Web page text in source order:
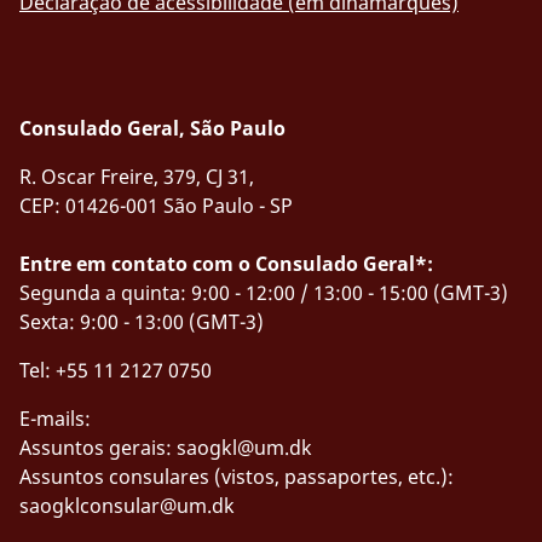
Consulado Geral, São Paulo
R. Oscar Freire, 379, CJ 31,
CEP: 01426-001 São Paulo - SP
Entre em contato com o Consulado Geral*:
Segunda a quinta: 9:00 - 12:00 / 13:00 - 15:00 (GMT-3)
Sexta: 9:00 - 13:00 (GMT-3)
Tel: +55 11 2127 0750
E-mails:
Assuntos gerais: saogkl@um.dk
Assuntos consulares (vistos, passaportes, etc.):
saogklconsular@um.dk